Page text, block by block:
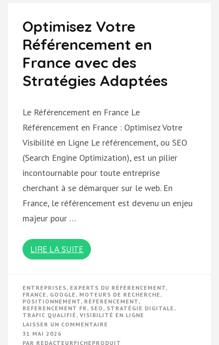
Optimisez Votre
Référencement en
France avec des
Stratégies Adaptées
Le Référencement en France Le
Référencement en France : Optimisez Votre
Visibilité en Ligne Le référencement, ou SEO
(Search Engine Optimization), est un pilier
incontournable pour toute entreprise
cherchant à se démarquer sur le web. En
France, le référencement est devenu un enjeu
majeur pour …
LIRE LA SUITE
ENTREPRISES, EXPERTS DU RÉFÉRENCEMENT,
FRANCE , GOOGLE , MOTEURS DE RECHERCHE ,
POSITIONNEMENT, RÉFÉRENCEMENT,
REFERENCEMENT FR , SEO , STRATÉGIE DIGITALE ,
TRAFIC QUALIFIÉ , VISIBILITÉ EN LIGNE
LAISSER UN COMMENTAIRE
31 MAI 2026
PAR REDACTEURFICHEPRODUIT